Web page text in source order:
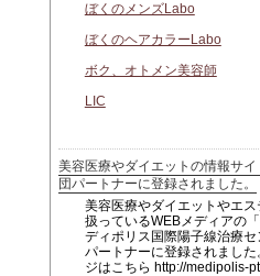
ぼくのメンズLabo
ぼくのヘアカラーLabo
ボク、オトメン美容師
LIC
美容医療やダイエットの情報サ
団パートナーに登録されました。
美容医療やダイエットやエ
扱っているWEBメディアの
ディポリス国際陽子線治療
パートナーに登録されまし
ジはこちら http://medipolis-